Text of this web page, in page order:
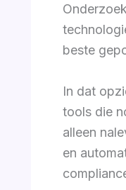
beste
In dat
tools die
alleen
en